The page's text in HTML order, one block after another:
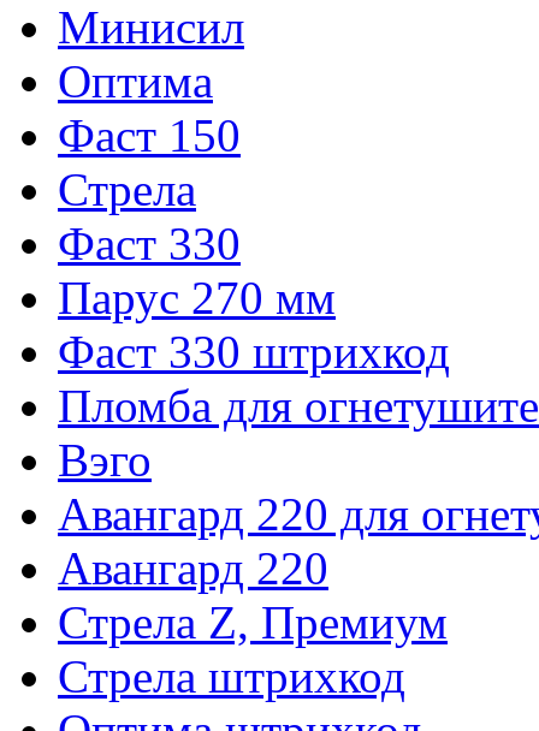
Минисил
Оптима
Фаст 150
Стрела
Фаст 330
Парус 270 мм
Фаст 330 штрихкод
Пломба для
Вэго
Авангард 220 для
Авангард 220
Стрела Z, Премиум
Стрела штрихкод